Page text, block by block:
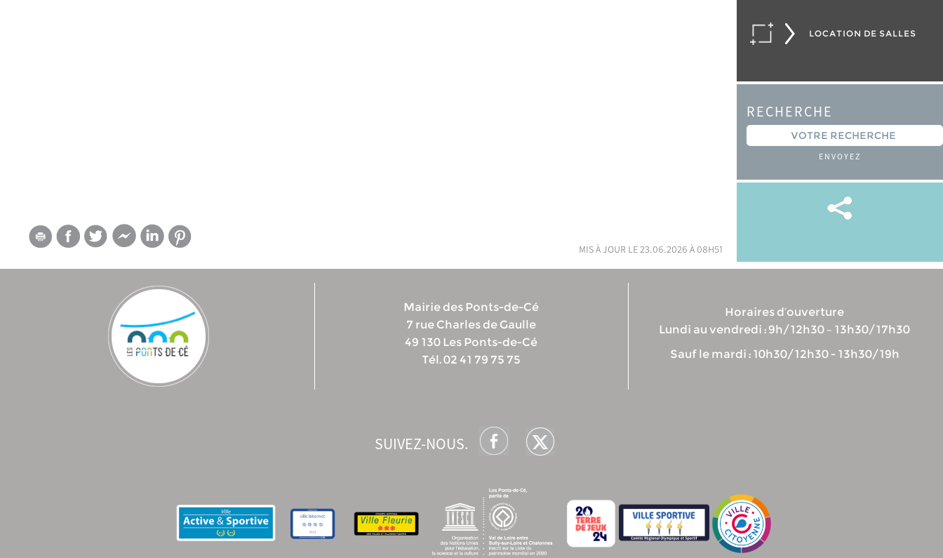
mis à jour le 23.06.2026 à 08h51
LOCATION DE SALLES
RECHERCHE
ENVOYEZ
Mairie des Ponts-de-Cé
7 rue Charles de Gaulle
49 130 Les Ponts-de-Cé
Tél. 02 41 79 75 75
Horaires d’ouverture
Lundi au vendredi : 9h/12h30 – 13h30/17h30
Sauf le mardi : 10h30/12h30 - 13h30/19h
SUIVEZ-NOUS.